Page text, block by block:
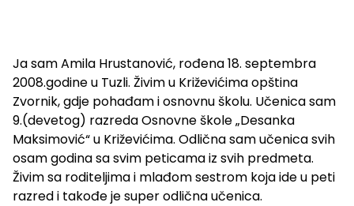
Ja sam Amila Hrustanović, rođena 18. septembra
2008.godine u Tuzli. Živim u Križevićima opština
Zvornik, gdje pohađam i osnovnu školu. Učenica sam
9.(devetog) razreda Osnovne škole „Desanka
Maksimović“ u Križevićima. Odlična sam učenica svih
osam godina sa svim peticama iz svih predmeta.
Živim sa roditeljima i mlađom sestrom koja ide u peti
razred i takođe je super odlična učenica.